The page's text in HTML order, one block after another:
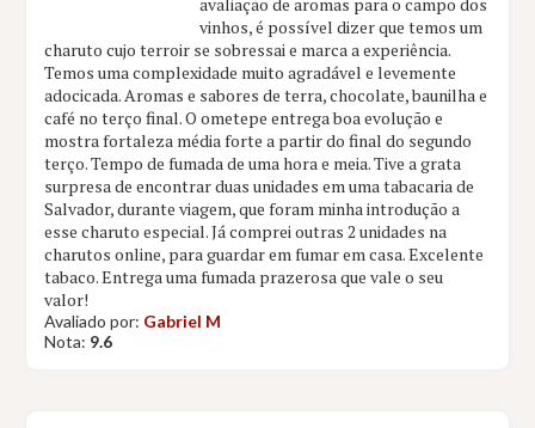
vinhos, é possível dizer que temos um
charuto cujo terroir se sobressai e marca a experiência.
Temos uma complexidade muito agradável e levemente
adocicada. Aromas e sabores de terra, chocolate, baunilha e
café no terço final. O ometepe entrega boa evolução e
mostra fortaleza média forte a partir do final do segundo
terço. Tempo de fumada de uma hora e meia. Tive a grata
surpresa de encontrar duas unidades em uma tabacaria de
Salvador, durante viagem, que foram minha introdução a
esse charuto especial. Já comprei outras 2 unidades na
charutos online, para guardar em fumar em casa. Excelente
tabaco. Entrega uma fumada prazerosa que vale o seu
valor!
Avaliado por: Gabriel M
Nota: 9.6